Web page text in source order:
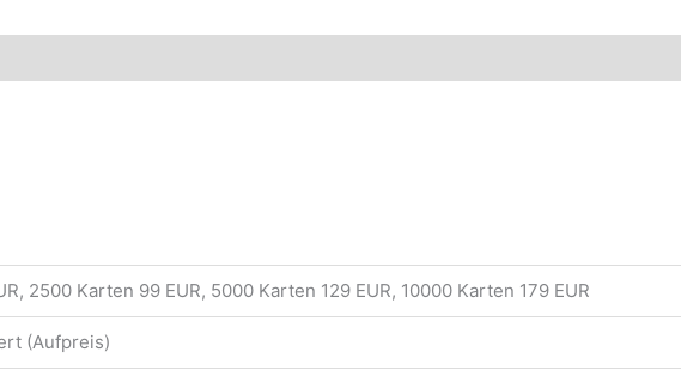
2500 Karten 99 EUR, 5000 Karten 129 EUR, 10000 Karten 179 EUR
(Aufpreis)